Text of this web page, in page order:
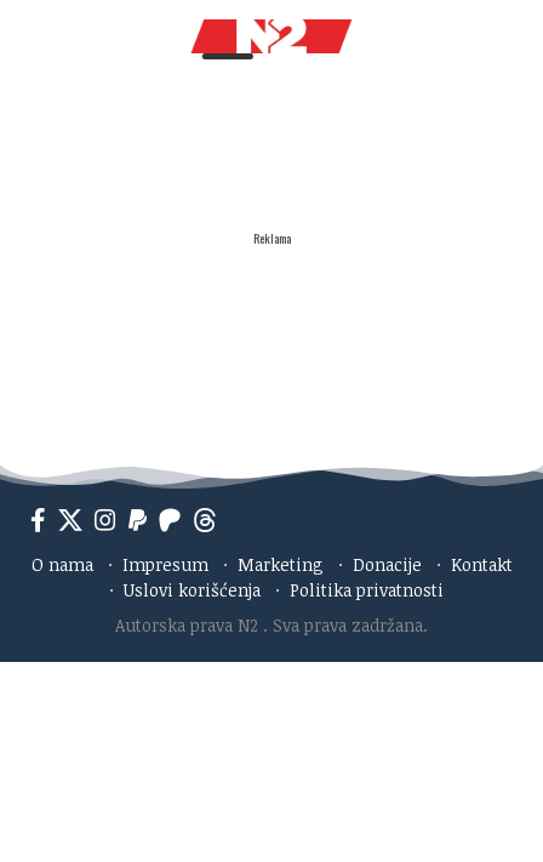
Reklama
O nama · Impresum · Marketing · Donacije · Kontakt
· Uslovi korišćenja · Politika privatnosti
Autorska prava N2 . Sva prava zadržana.